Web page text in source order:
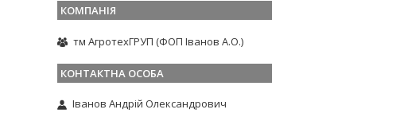
тм АгротехГРУП (ФОП Іванов А.О.)
Іванов Андрій Олександрович